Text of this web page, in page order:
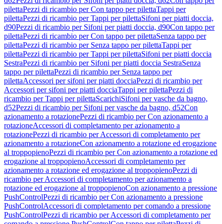
pilettaPezzi di ricambio per Con tappo per pilettaTappi per
pilettaPezzi di ricambio per Tappi per pilettaSifoni per piatti doccia,
d90Pezzi di ricambio per Sifoni per piatti doccia, d90Con tappo per
pilettaPezzi di ricambio per Con tappo per pilettaSenza tappo per
pilettaPezzi di ricambio per Senza tappo per pilettaTappi per
pilettaPezzi di ricambio per Tappi per pilettaSifoni per piatti doccia
SestraPezzi di ricambio per Sifoni per piatti doccia SestraSenza
tappo per pilettaPezzi di ricambio per Senza tappo per
pilettaAccessori per sifoni per piatti docciaPezzi di ricambio per
Accessori per sifoni per piatti docciaTappi per pilettaPezzi di
ricambio per Tappi per pilettaScarichiSifoni per vasche da bagno,
d52Pezzi di ricambio per Sifoni per vasche da bagno, d52Con
azionamento a rotazionePezzi di ricambio per Con azionamento a
rotazioneAccessori di completamento per azionamento a
rotazionePezzi di ricambio per Accessori di completamento per
azionamento a rotazioneCon azionamento a rotazione ed erogazione
al troppopienoPezzi di ricambio per Con azionamento a rotazione ed
erogazione al troppopienoAccessori di completamento per
azionamento a rotazione ed erogazione al troppopienoPezzi di
ricambio per Accessori di completamento per azionamento a
rotazione ed erogazione al troppopienoCon azionamento a pressione
PushControlPezzi di ricambio per Con azionamento a pressione
PushControlAccessori di completamento per comando a pressione
PushControlPezzi di ricambio per Accessori di completamento per